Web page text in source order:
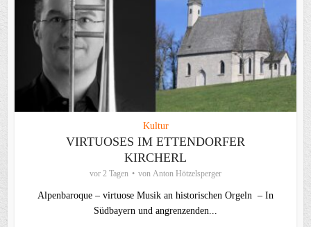
Kultur
VIRTUOSES IM ETTENDORFER
KIRCHERL
vor 2 Tagen von Anton Hötzelsperger
Alpenbaroque – virtuose Musik an historischen Orgeln – In
Südbayern und angrenzenden...